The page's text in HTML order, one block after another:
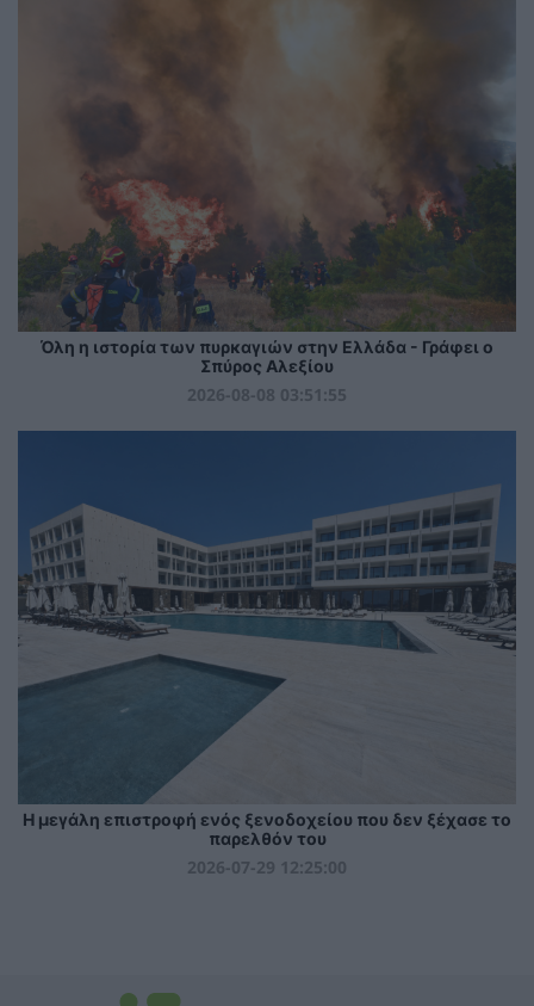
Όλη η ιστορία των πυρκαγιών στην Ελλάδα - Γράφει ο
Σπύρος Αλεξίου
2026-08-08 03:51:55
Η μεγάλη επιστροφή ενός ξενοδοχείου που δεν ξέχασε το
παρελθόν του
2026-07-29 12:25:00